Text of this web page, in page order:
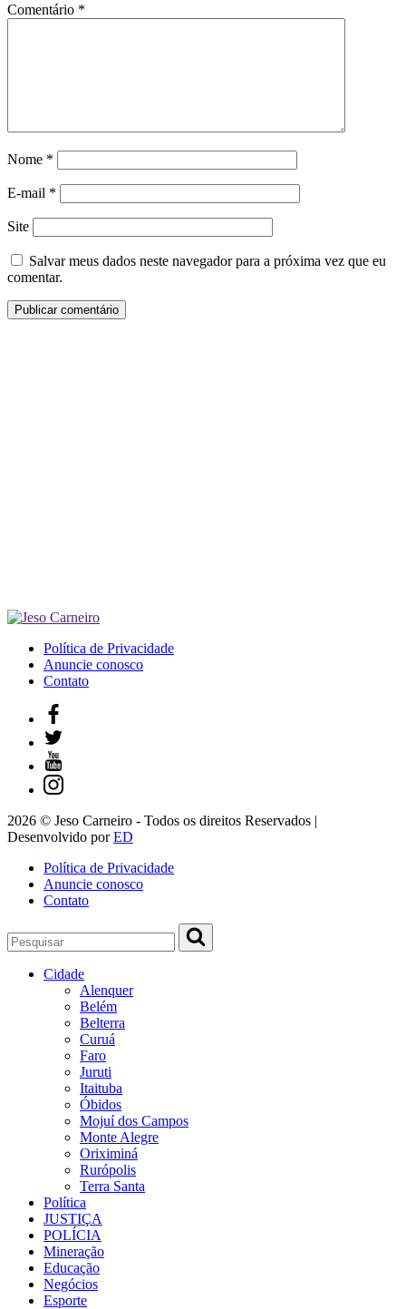
Comentário *
Nome *
E-mail *
Site
Salvar meus dados neste navegador para a próxima vez que eu
comentar.
Política de Privacidade
Anuncie conosco
Contato
2026 © Jeso Carneiro - Todos os direitos Reservados |
Desenvolvido porED
Política de Privacidade
Anuncie conosco
Contato
Cidade
Alenquer
Belém
Belterra
Curuá
Faro
Juruti
Itaituba
Óbidos
Mojuí dos Campos
Monte Alegre
Oriximiná
Rurópolis
Terra Santa
Política
JUSTIÇA
POLÍCIA
Mineração
Educação
Negócios
Esporte